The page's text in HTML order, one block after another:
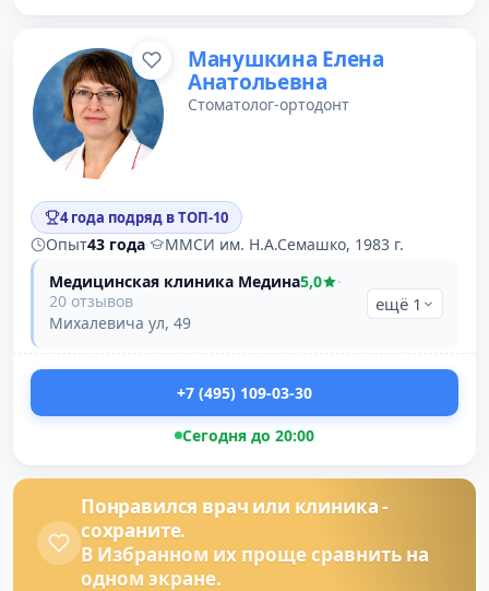
Манушкина Елена
Анатольевна
Стоматолог-ортодонт
4 года подряд в ТОП-10
Опыт43 года·
ММСИ им. Н.А.Семашко, 1983 г.
Медицинская клиника Медина5,0
·
20 отзывов
Михалевича ул, 49
ещё 1
+7 (495) 109-03-30
Сегодня до 20:00
Понравился врач или клиника -
сохраните.
В Избранном их проще сравнить на
одном экране.